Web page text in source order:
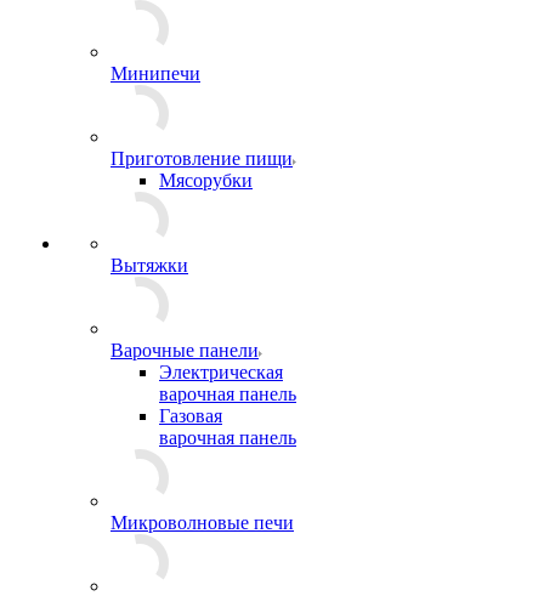
Минипечи
Приготовление пищи
Мясорубки
Вытяжки
Варочные панели
Электрическая
варочная панель
Газовая
варочная панель
Микроволновые печи